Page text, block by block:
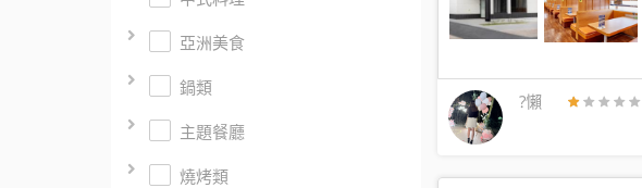
亞洲美食
鍋類
主題餐廳
燒烤類
?懶